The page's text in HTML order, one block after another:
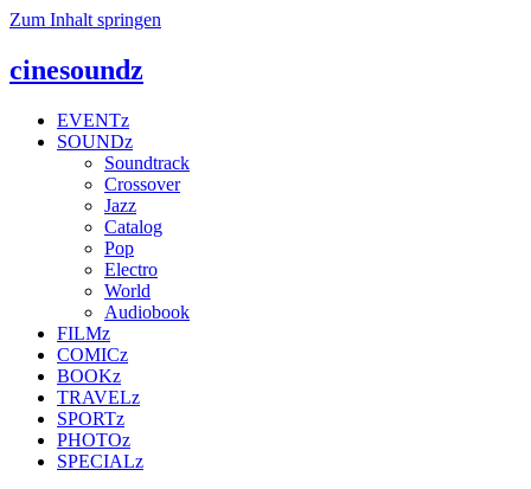
Zum Inhalt springen
cinesoundz
EVENTz
SOUNDz
Soundtrack
Crossover
Jazz
Catalog
Pop
Electro
World
Audiobook
FILMz
COMICz
BOOKz
TRAVELz
SPORTz
PHOTOz
SPECIALz